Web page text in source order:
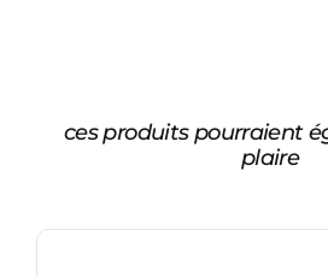
ces produits pourraient
plaire